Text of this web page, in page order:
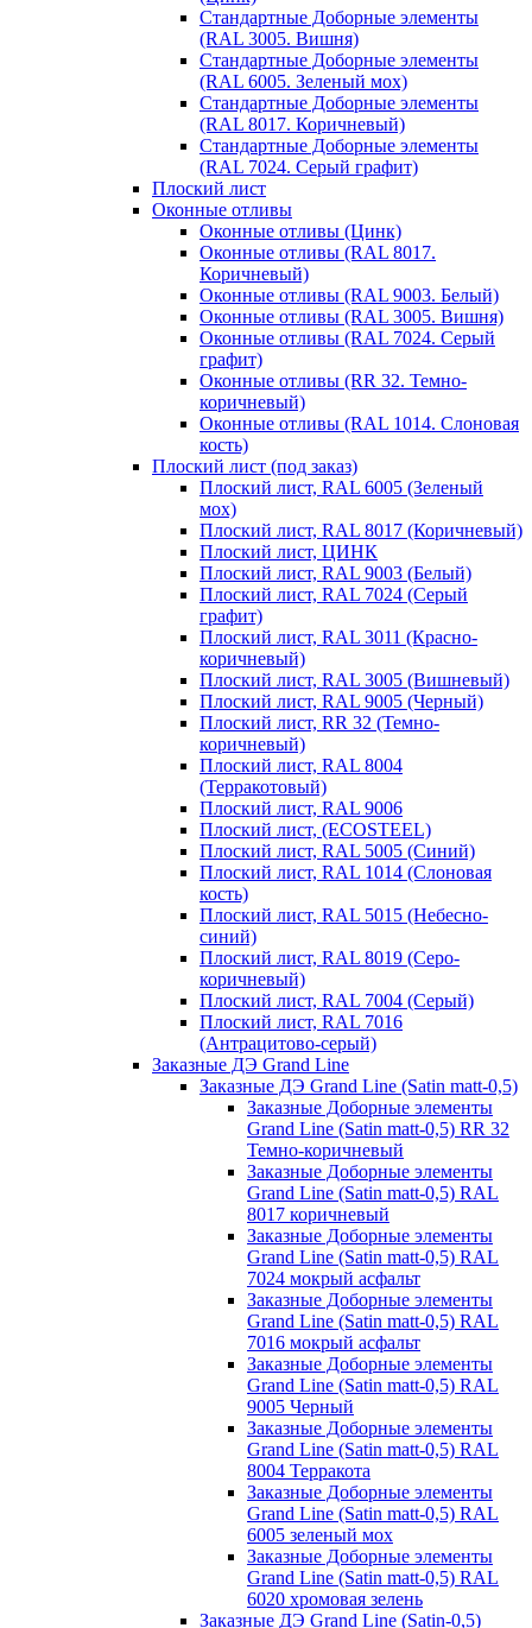
Стандартные Доборные элементы
(RAL 3005. Вишня)
Стандартные Доборные элементы
(RAL 6005. Зеленый мох)
Стандартные Доборные элементы
(RAL 8017. Коричневый)
Стандартные Доборные элементы
(RAL 7024. Серый графит)
Плоский лист
Оконные отливы
Оконные отливы (Цинк)
Оконные отливы (RAL 8017.
Коричневый)
Оконные отливы (RAL 9003. Белый)
Оконные отливы (RAL 3005. Вишня)
Оконные отливы (RAL 7024. Серый
графит)
Оконные отливы (RR 32. Темно-
коричневый)
Оконные отливы (RAL 1014. Слоновая
кость)
Плоский лист (под заказ)
Плоский лист, RAL 6005 (Зеленый
мох)
Плоский лист, RAL 8017 (Коричневый)
Плоский лист, ЦИНК
Плоский лист, RAL 9003 (Белый)
Плоский лист, RAL 7024 (Серый
графит)
Плоский лист, RAL 3011 (Красно-
коричневый)
Плоский лист, RAL 3005 (Вишневый)
Плоский лист, RAL 9005 (Черный)
Плоский лист, RR 32 (Темно-
коричневый)
Плоский лист, RAL 8004
(Терракотовый)
Плоский лист, RAL 9006
Плоский лист, (ECOSTEEL)
Плоский лист, RAL 5005 (Синий)
Плоский лист, RAL 1014 (Слоновая
кость)
Плоский лист, RAL 5015 (Небесно-
синий)
Плоский лист, RAL 8019 (Серо-
коричневый)
Плоский лист, RAL 7004 (Серый)
Плоский лист, RAL 7016
(Антрацитово-серый)
Заказные ДЭ Grand Line
Заказные ДЭ Grand Line (Satin matt-0,5)
Заказные Доборные элементы
Grand Line (Satin matt-0,5) RR 32
Темно-коричневый
Заказные Доборные элементы
Grand Line (Satin matt-0,5) RAL
8017 коричневый
Заказные Доборные элементы
Grand Line (Satin matt-0,5) RAL
7024 мокрый асфальт
Заказные Доборные элементы
Grand Line (Satin matt-0,5) RAL
7016 мокрый асфальт
Заказные Доборные элементы
Grand Line (Satin matt-0,5) RAL
9005 Черный
Заказные Доборные элементы
Grand Line (Satin matt-0,5) RAL
8004 Терракота
Заказные Доборные элементы
Grand Line (Satin matt-0,5) RAL
6005 зеленый мох
Заказные Доборные элементы
Grand Line (Satin matt-0,5) RAL
6020 хромовая зелень
Заказные ДЭ Grand Line (Satin-0,5)